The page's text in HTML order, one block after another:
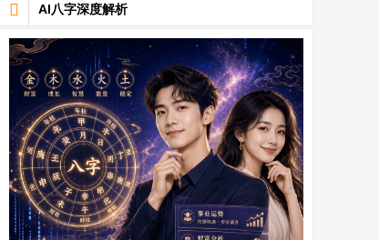
AI八字深度解析